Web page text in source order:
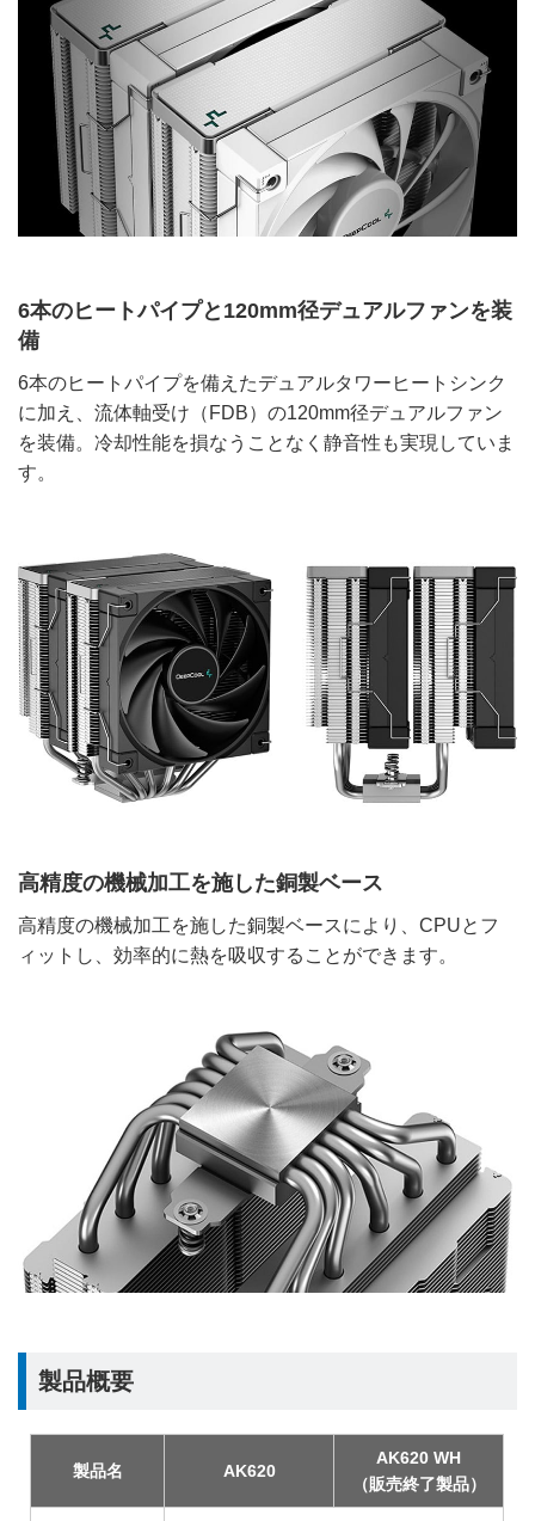
6本のヒートパイプと120mm径デュアルファンを装
備
6本のヒートパイプを備えたデュアルタワーヒートシンク
に加え、流体軸受け（FDB）の120mm径デュアルファン
を装備。冷却性能を損なうことなく静音性も実現していま
す。
高精度の機械加工を施した銅製ベース
高精度の機械加工を施した銅製ベースにより、CPUとフ
ィットし、効率的に熱を吸収することができます。
製品概要
製品名 AK620
AK620 WH
（販売終了製品）